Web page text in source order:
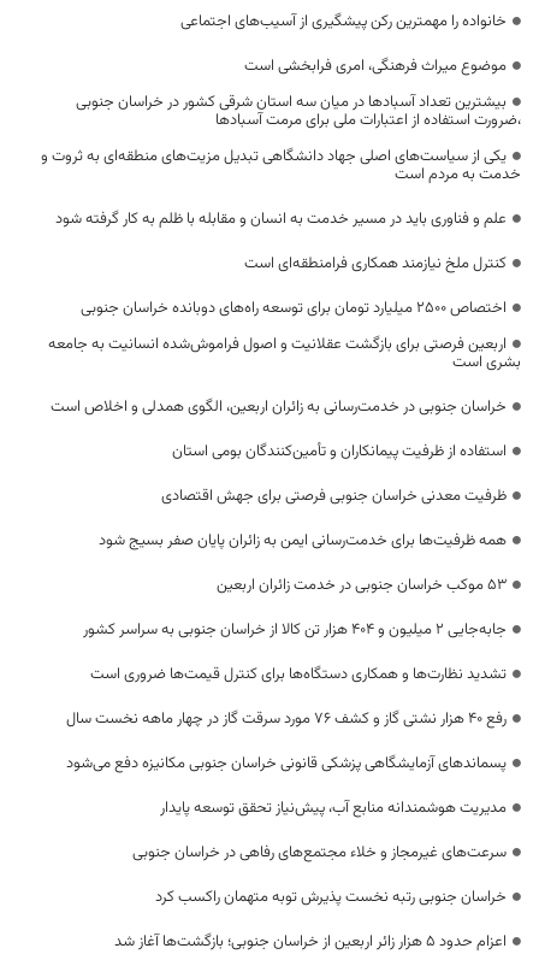
خانواده را مهمترین رکن پیشگیری از آسیب‌های اجتماعی
موضوع میراث فرهنگی، امری فرابخشی است
بیشترین تعداد آسبادها در میان سه استان شرقی کشور در خراسان جنوبی
،ضرورت استفاده از اعتبارات ملی برای مرمت آسبادها
یکی از سیاست‌های اصلی جهاد دانشگاهی تبدیل مزیت‌های منطقه‌ای به ثروت و
خدمت به مردم است
علم و فناوری باید در مسیر خدمت به انسان و مقابله با ظلم به کار گرفته شود
کنترل ملخ نیازمند همکاری فرامنطقه‌ای است
اختصاص 2500 میلیارد تومان برای توسعه راه‌های دوبانده خراسان جنوبی
اربعین فرصتی برای بازگشت عقلانیت و اصول فراموش‌شده انسانیت به جامعه
بشری است
خراسان جنوبی در خدمت‌رسانی به زائران اربعین، الگوی همدلی و اخلاص است
استفاده از ظرفیت پیمانکاران و تأمین‌کنندگان بومی استان
ظرفیت معدنی خراسان جنوبی فرصتی برای جهش اقتصادی
همه ظرفیت‌ها برای خدمت‌رسانی ایمن به زائران پایان صفر بسیج شود
53 موکب خراسان جنوبی در خدمت زائران اربعین
جابه‌جایی 2 میلیون و 404 هزار تن کالا از خراسان جنوبی به سراسر کشور
تشدید نظارت‌ها و همکاری دستگاه‌ها برای کنترل قیمت‌ها ضروری است
رفع 40 هزار نشتی گاز و کشف 76 مورد سرقت گاز در چهار ماهه نخست سال
پسماندهای آزمایشگاهی پزشکی قانونی خراسان جنوبی مکانیزه دفع می‌شود
مدیریت هوشمندانه منابع آب، پیش‌نیاز تحقق توسعه پایدار
سرعت‌های غیرمجاز و خلاء مجتمع‌های رفاهی در خراسان جنوبی
خراسان جنوبی رتبه نخست پذیرش توبه متهمان راکسب کرد
اعزام حدود 5 هزار زائر اربعین از خراسان جنوبی؛ بازگشت‌ها آغاز شد